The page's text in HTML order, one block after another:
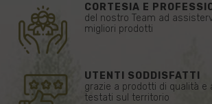
CORTESIA E
del nostro Team ad
migliori prodotti
UTENTI SODDISFATTI
grazie a prodotti di qualità e
testati sul territorio